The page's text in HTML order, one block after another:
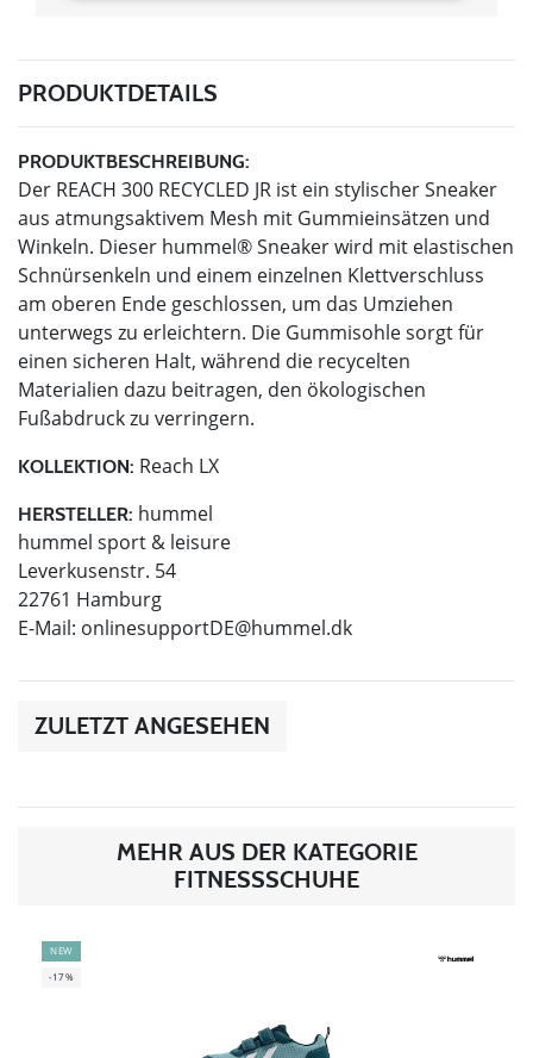
PRODUKTDETAILS
PRODUKTBESCHREIBUNG:
Der REACH 300 RECYCLED JR ist ein stylischer Sneaker
aus atmungsaktivem Mesh mit Gummieinsätzen und
Winkeln. Dieser hummel® Sneaker wird mit elastischen
Schnürsenkeln und einem einzelnen Klettverschluss
am oberen Ende geschlossen, um das Umziehen
unterwegs zu erleichtern. Die Gummisohle sorgt für
einen sicheren Halt, während die recycelten
Materialien dazu beitragen, den ökologischen
Fußabdruck zu verringern.
KOLLEKTION: Reach LX
HERSTELLER: hummel
hummel sport & leisure
Leverkusenstr. 54
22761 Hamburg
E-Mail: onlinesupportDE@hummel.dk
ZULETZT ANGESEHEN
MEHR AUS DER KATEGORIE
FITNESSSCHUHE
NEW
-17%